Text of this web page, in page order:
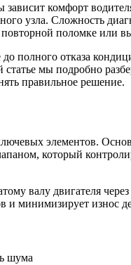
комфорт
узла. Сложность
поломке или
полного отказа
мы подробно
правильное решение.
элементов.
который
валу двигателя
и минимизирует износ
шума